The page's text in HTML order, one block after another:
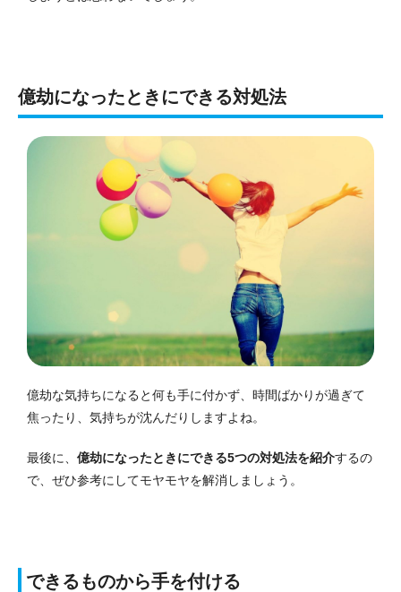
億劫になったときにできる対処法
億劫な気持ちになると何も手に付かず、時間ばかりが過ぎて
焦ったり、気持ちが沈んだりしますよね。
最後に、 億劫になったときにできる5つの対処法を紹介するの
で、ぜひ参考にしてモヤモヤを解消しましょう。
できるものから手を付ける